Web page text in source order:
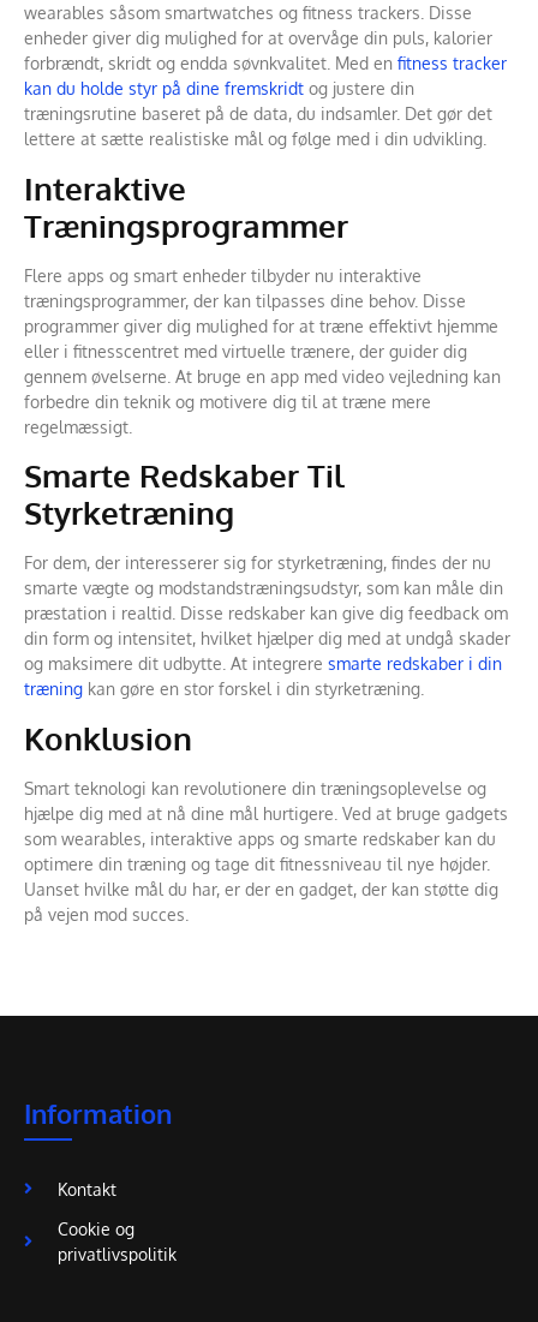
wearables såsom smartwatches og fitness trackers. Disse
enheder giver dig mulighed for at overvåge din puls, kalorier
forbrændt, skridt og endda søvnkvalitet. Med en fitness tracker
kan du holde styr på dine fremskridt og justere din
træningsrutine baseret på de data, du indsamler. Det gør det
lettere at sætte realistiske mål og følge med i din udvikling.
Interaktive
Træningsprogrammer
Flere apps og smart enheder tilbyder nu interaktive
træningsprogrammer, der kan tilpasses dine behov. Disse
programmer giver dig mulighed for at træne effektivt hjemme
eller i fitnesscentret med virtuelle trænere, der guider dig
gennem øvelserne. At bruge en app med video vejledning kan
forbedre din teknik og motivere dig til at træne mere
regelmæssigt.
Smarte Redskaber Til
Styrketræning
For dem, der interesserer sig for styrketræning, findes der nu
smarte vægte og modstandstræningsudstyr, som kan måle din
præstation i realtid. Disse redskaber kan give dig feedback om
din form og intensitet, hvilket hjælper dig med at undgå skader
og maksimere dit udbytte. At integrere smarte redskaber i din
træning kan gøre en stor forskel i din styrketræning.
Konklusion
Smart teknologi kan revolutionere din træningsoplevelse og
hjælpe dig med at nå dine mål hurtigere. Ved at bruge gadgets
som wearables, interaktive apps og smarte redskaber kan du
optimere din træning og tage dit fitnessniveau til nye højder.
Uanset hvilke mål du har, er der en gadget, der kan støtte dig
på vejen mod succes.
Information
Kontakt
Cookie og
privatlivspolitik